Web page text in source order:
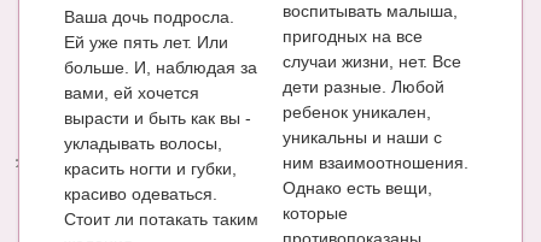
Ваша дочь подросла.
Ей уже пять лет. Или
больше. И, наблюдая за
вами, ей хочется
вырасти и быть как вы -
укладывать волосы,
красить ногти и губки,
красиво одеваться.
Стоит ли потакать таким
воспитывать малыша,
пригодных на все
случаи жизни, нет. Все
дети разные. Любой
ребенок уникален,
уникальны и наши с
ним взаимоотношения.
Однако есть вещи,
которые